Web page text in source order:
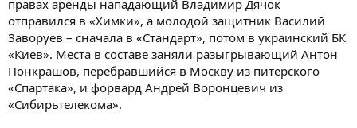
правах аренды нападающий Владимир Дячок
отправился в «Химки», а молодой защитник Василий
Заворуев – сначала в «Стандарт», потом в украинский БК
«Киев». Места в составе заняли разыгрывающий Антон
Понкрашов, перебравшийся в Москву из питерского
«Спартака», и форвард Андрей Воронцевич из
«Сибирьтелекома».